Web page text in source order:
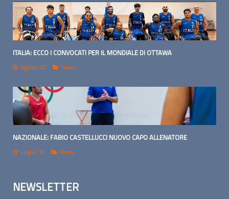
ITALIA: ECCO I CONVOCATI PER IL MONDIALE DI OTTAWA
Agosto 02 News
NAZIONALE: FABIO CASTELLUCCI NUOVO CAPO ALLENATORE
Luglio 31 News
NEWSLETTER